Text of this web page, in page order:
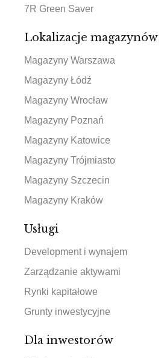
7R Green Saver
Lokalizacje magazynów
Magazyny Warszawa
Magazyny Łódź
Magazyny Wrocław
Magazyny Poznań
Magazyny Katowice
Magazyny Trójmiasto
Magazyny Szczecin
Magazyny Kraków
Usługi
Development i wynajem
Zarządzanie aktywami
Rynki kapitałowe
Grunty inwestycyjne
Dla inwestorów